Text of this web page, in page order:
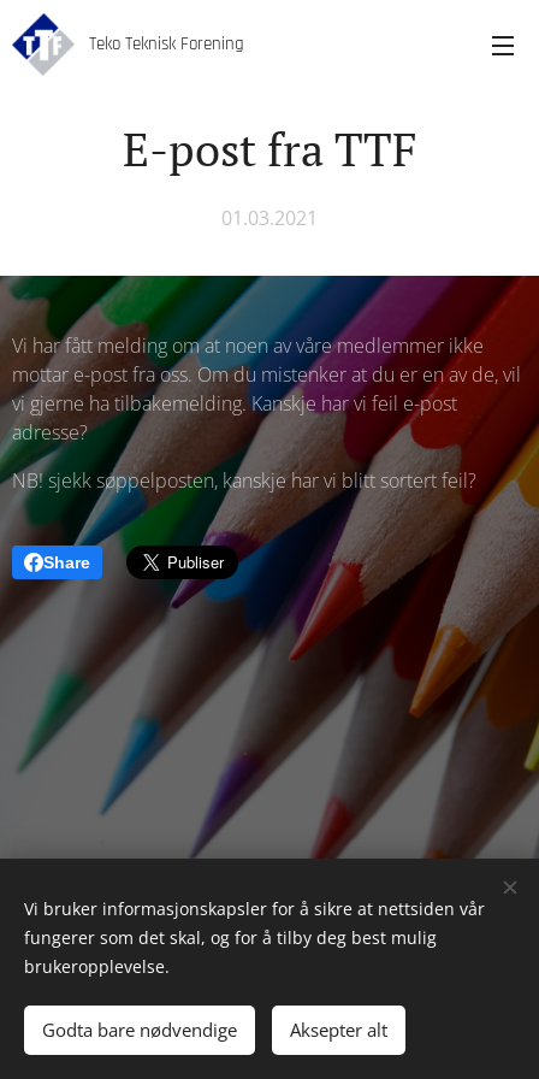
Teko Teknisk Forening
E-post fra TTF
01.03.2021
Vi har fått melding om at noen av våre medlemmer ikke
mottar e-post fra oss. Om du mistenker at du er en av de, vil
vi gjerne ha tilbakemelding. Kanskje har vi feil e-post
adresse?
NB! sjekk søppelposten, kanskje har vi blitt sortert feil?
Share
Drevet avWebnode Informasjonskapsler
Vi bruker informasjonskapsler for å sikre at nettsiden vår
fungerer som det skal, og for å tilby deg best mulig
brukeropplevelse.
Godta bare nødvendige Aksepter alt